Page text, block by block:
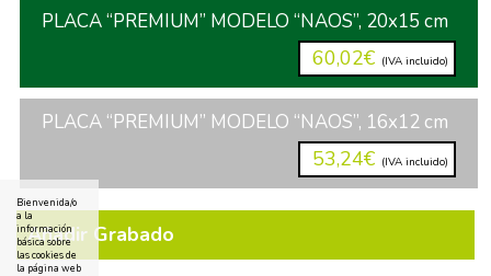
PLACA “PREMIUM” MODELO “NAOS”, 20x15 cm
60,02€ (IVA incluido)
PLACA “PREMIUM” MODELO “NAOS”, 16x12 cm
53,24€ (IVA incluido)
Añadir Grabado
Bienvenida/o
a la
información
básica sobre
las cookies de
la página web